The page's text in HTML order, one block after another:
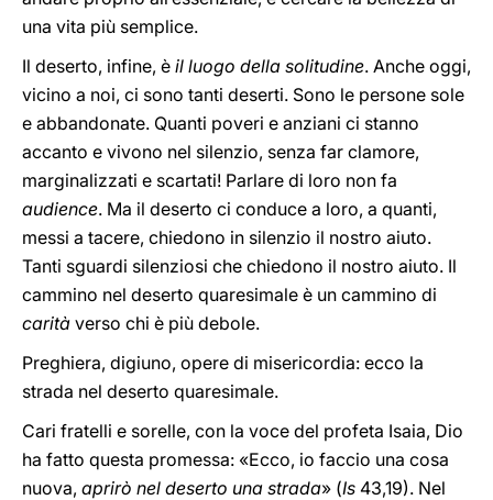
una vita più semplice.
Il deserto, infine, è il luogo della solitudine. Anche oggi,
vicino a noi, ci sono tanti deserti. Sono le persone sole
e abbandonate. Quanti poveri e anziani ci stanno
accanto e vivono nel silenzio, senza far clamore,
marginalizzati e scartati! Parlare di loro non fa
audience. Ma il deserto ci conduce a loro, a quanti,
messi a tacere, chiedono in silenzio il nostro aiuto.
Tanti sguardi silenziosi che chiedono il nostro aiuto. Il
cammino nel deserto quaresimale è un cammino di
carità verso chi è più debole.
Preghiera, digiuno, opere di misericordia: ecco la
strada nel deserto quaresimale.
Cari fratelli e sorelle, con la voce del profeta Isaia, Dio
ha fatto questa promessa: «Ecco, io faccio una cosa
nuova, aprirò nel deserto una strada» (Is 43,19). Nel